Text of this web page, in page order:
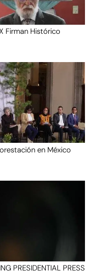
Firman Histórico
en México
PRESIDENTIAL PRESS